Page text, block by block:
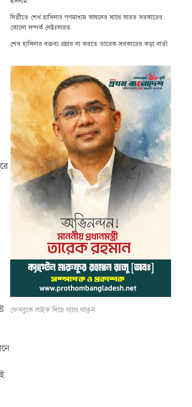
দিল্লীতে শেখ হাসিনার গণমাধ্যম ভাষনের সাথে ভারত সরকারের
কোনো সম্পর্ক নেইঃভারত
শেখ হাসিনার বক্তব্য প্রচার না করতে তারেক সরকারের কড়া বার্তা
ফেসবুকে লাইক দিয়ে সাথে থাকুন